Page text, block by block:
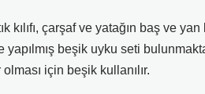
kılıfı, çarşaf ve yatağın baş ve
yapılmış beşik uyku seti
için beşik kullanılır.